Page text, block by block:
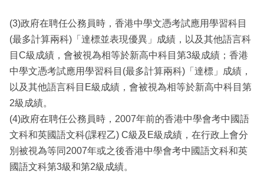
(3)政府在聘任公務員時，香港中學文憑考試應用學習科目
(最多計算兩科)「達標並表現優異」成績，以及其他語言科
目C級成績，會被視為相等於新高中科目第3級成績；香港
中學文憑考試應用學習科目(最多計算兩科)「達標」成績，
以及其他語言科目E級成績，會被視為相等於新高中科目第
2級成績。
(4)政府在聘任公務員時，2007年前的香港中學會考中國語
文科和英國語文科(課程乙) C級及E級成績，在行政上會分
別被視為等同2007年或之後香港中學會考中國語文科和英
國語文科第3級和第2級成績。